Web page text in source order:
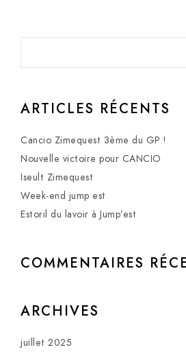
ARTICLES RÉCENTS
Cancio Zimequest 3ème du GP !
Nouvelle victoire pour CANCIO
Iseult Zimequest
Week-end jump est
Estoril du lavoir à Jump’est
COMMENTAIRES
ARCHIVES
juillet 2025